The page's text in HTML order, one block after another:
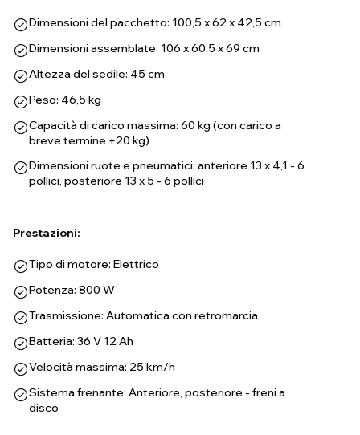
Dimensioni del pacchetto: 100,5 x 62 x 42,5 cm
Dimensioni assemblate: 106 x 60,5 x 69 cm
Altezza del sedile: 45 cm
Peso: 46,5 kg
Capacità di carico massima: 60 kg (con carico a
breve termine +20 kg)
Dimensioni ruote e pneumatici: anteriore 13 x 4,1 - 6
pollici, posteriore 13 x 5 - 6 pollici
Prestazioni:
Tipo di motore: Elettrico
Potenza: 800 W
Trasmissione: Automatica con retromarcia
Batteria: 36 V 12 Ah
Velocità massima: 25 km/h
Sistema frenante: Anteriore, posteriore - freni a
disco